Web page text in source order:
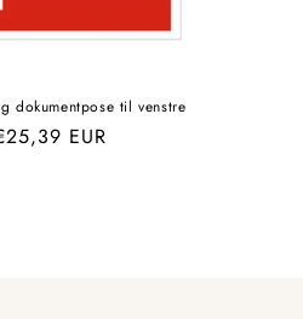
dokumentpose til venstre
EUR